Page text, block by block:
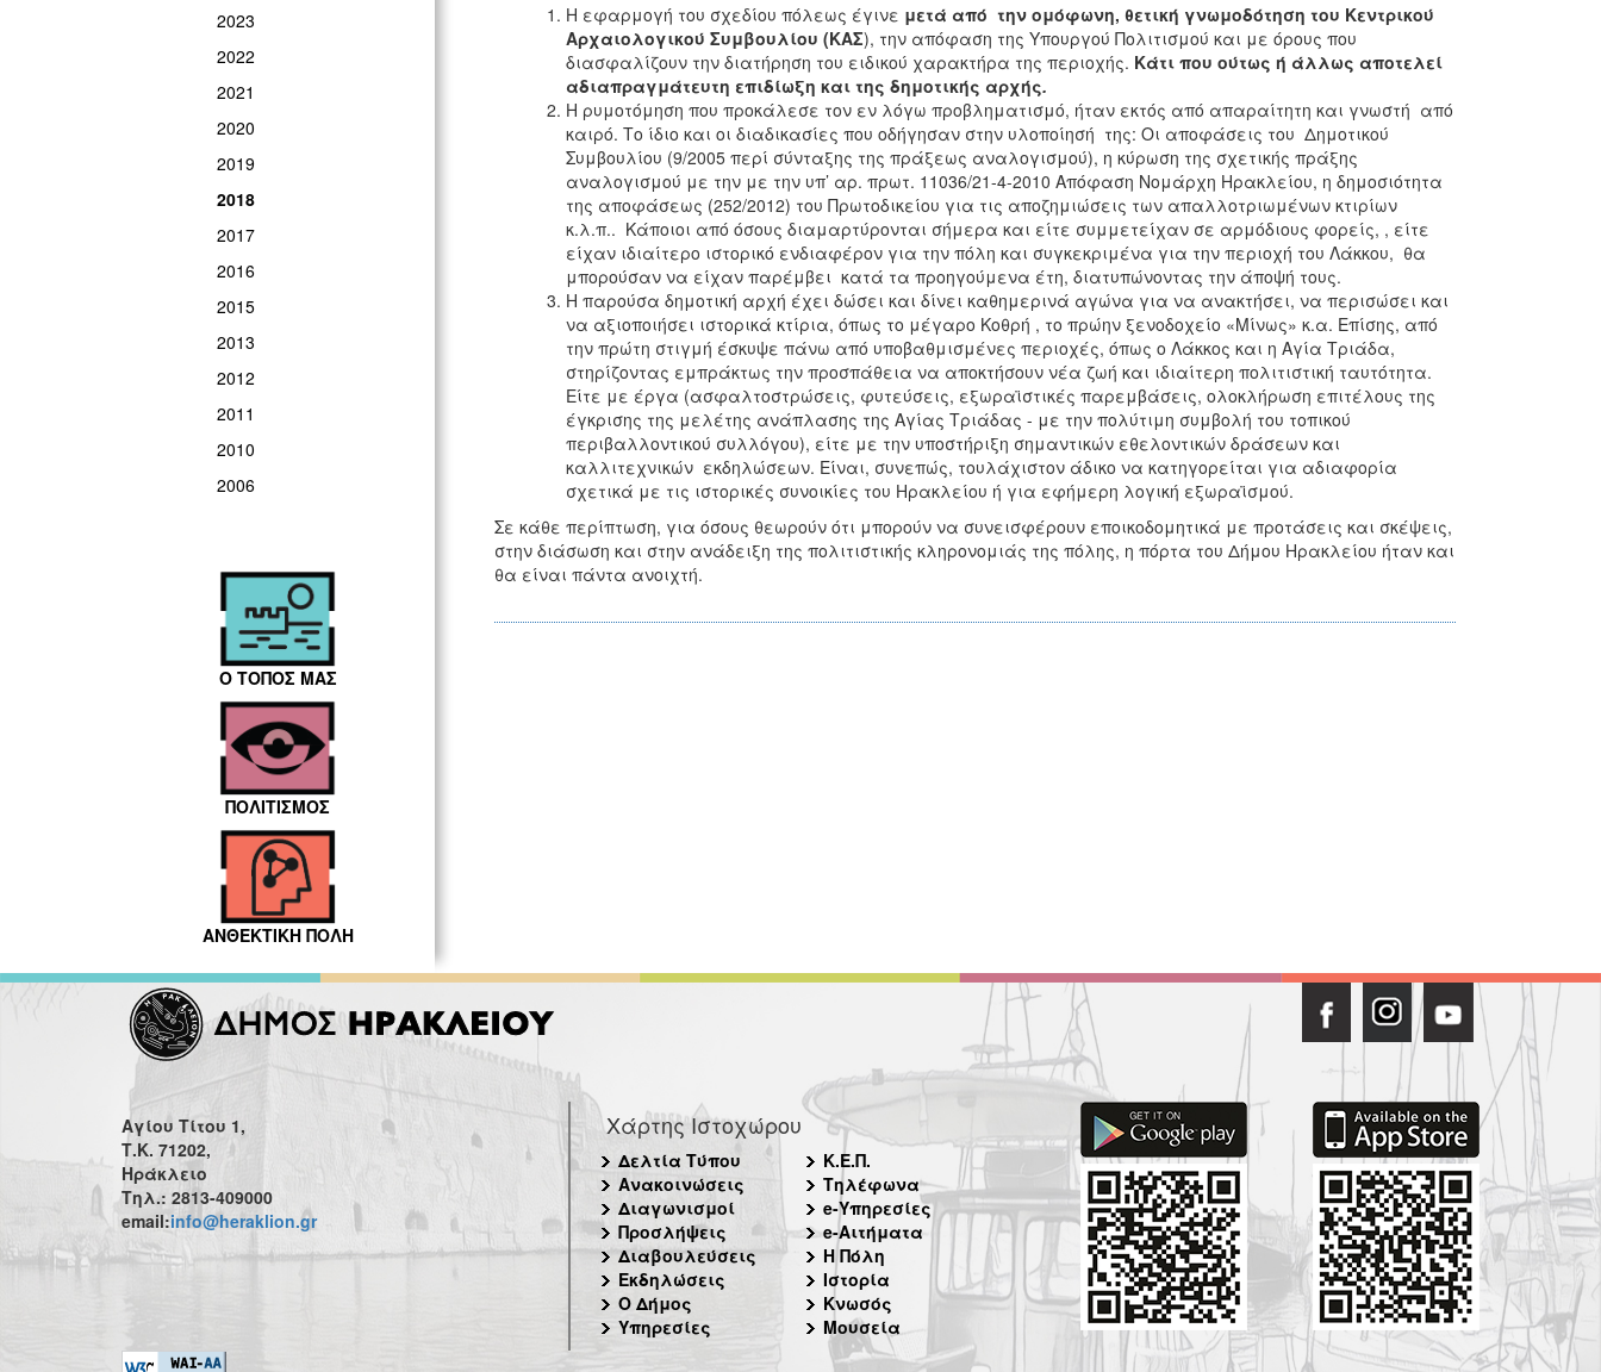
2023
2022
2021
2020
2019
2018
2017
2016
2015
2013
2012
2011
2010
2006
Ο ΤΟΠΟΣ ΜΑΣ
ΠΟΛΙΤΙΣΜΟΣ
ΑΝΘΕΚΤΙΚΗ ΠΟΛΗ
Η εφαρμογή του σχεδίου πόλεως έγινε μετά από την ομόφωνη, θετική γνωμοδότηση του Κεντρικού
Αρχαιολογικού Συμβουλίου (ΚΑΣ), την απόφαση της Υπουργού Πολιτισμού και με όρους που
διασφαλίζουν την διατήρηση του ειδικού χαρακτήρα της περιοχής. Κάτι που ούτως ή άλλως αποτελεί
αδιαπραγμάτευτη επιδίωξη και της δημοτικής αρχής.
Η ρυμοτόμηση που προκάλεσε τον εν λόγω προβληματισμό, ήταν εκτός από απαραίτητη και γνωστή από
καιρό. Το ίδιο και οι διαδικασίες που οδήγησαν στην υλοποίησή της: Οι αποφάσεις του Δημοτικού
Συμβουλίου (9/2005 περί σύνταξης της πράξεως αναλογισμού), η κύρωση της σχετικής πράξης
αναλογισμού με την με την υπ’ αρ. πρωτ. 11036/21-4-2010 Απόφαση Νομάρχη Ηρακλείου, η δημοσιότητα
της αποφάσεως (252/2012) του Πρωτοδικείου για τις αποζημιώσεις των απαλλοτριωμένων κτιρίων
κ.λ.π.. Κάποιοι από όσους διαμαρτύρονται σήμερα και είτε συμμετείχαν σε αρμόδιους φορείς, , είτε
είχαν ιδιαίτερο ιστορικό ενδιαφέρον για την πόλη και συγκεκριμένα για την περιοχή του Λάκκου, θα
μπορούσαν να είχαν παρέμβει κατά τα προηγούμενα έτη, διατυπώνοντας την άποψή τους.
Η παρούσα δημοτική αρχή έχει δώσει και δίνει καθημερινά αγώνα για να ανακτήσει, να περισώσει και
να αξιοποιήσει ιστορικά κτίρια, όπως το μέγαρο Κοθρή , το πρώην ξενοδοχείο «Μίνως» κ.α. Επίσης, από
την πρώτη στιγμή έσκυψε πάνω από υποβαθμισμένες περιοχές, όπως ο Λάκκος και η Αγία Τριάδα,
στηρίζοντας εμπράκτως την προσπάθεια να αποκτήσουν νέα ζωή και ιδιαίτερη πολιτιστική ταυτότητα.
Είτε με έργα (ασφαλτοστρώσεις, φυτεύσεις, εξωραϊστικές παρεμβάσεις, ολοκλήρωση επιτέλους της
έγκρισης της μελέτης ανάπλασης της Αγίας Τριάδας - με την πολύτιμη συμβολή του τοπικού
περιβαλλοντικού συλλόγου), είτε με την υποστήριξη σημαντικών εθελοντικών δράσεων και
καλλιτεχνικών εκδηλώσεων. Είναι, συνεπώς, τουλάχιστον άδικο να κατηγορείται για αδιαφορία
σχετικά με τις ιστορικές συνοικίες του Ηρακλείου ή για εφήμερη λογική εξωραϊσμού.
Σε κάθε περίπτωση, για όσους θεωρούν ότι μπορούν να συνεισφέρουν εποικοδομητικά με προτάσεις και σκέψεις,
στην διάσωση και στην ανάδειξη της πολιτιστικής κληρονομιάς της πόλης, η πόρτα του Δήμου Ηρακλείου ήταν και
θα είναι πάντα ανοιχτή.
Αγίου Τίτου 1,
Τ.Κ. 71202,
Ηράκλειο
Τηλ.: 2813-409000
email:info@heraklion.gr
Χάρτης Ιστοχώρου
Δελτία Τύπου
Ανακοινώσεις
Διαγωνισμοί
Προσλήψεις
Διαβουλεύσεις
Εκδηλώσεις
Ο Δήμος
Υπηρεσίες
Κ.Ε.Π.
Τηλέφωνα
e-Υπηρεσίες
e-Αιτήματα
Η Πόλη
Ιστορία
Κνωσός
Μουσεία